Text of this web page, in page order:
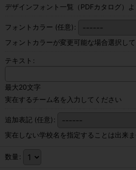
デザインフォント一覧（PDFカタログ）
フォントカラー (任意):
フォントカラーが変更可能な場合選択し
テキスト :
最大20文字
実在するチーム名を入力してください
追加表記 (任意):
実在しない学校名を指定することは出来
数量: